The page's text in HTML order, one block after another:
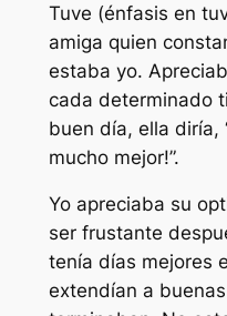
Tuve (énfasis en
amiga quien
estaba yo.
cada determinado
buen día, ella diría,
mucho mejor!”.
Yo apreciaba su
ser frustante
tenía días mejores
extendían a